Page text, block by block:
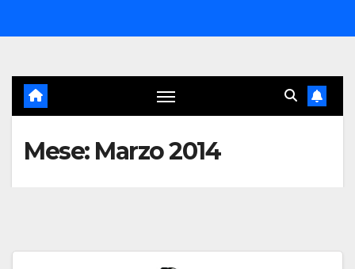
al
Mese: Marzo 2014